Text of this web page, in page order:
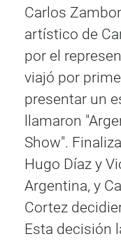
Carlos
artístico de
por el
viajó por
presentar un
llamaron
Show".
Hugo Díaz y
Argentina, y
Cortez
Esta decisión